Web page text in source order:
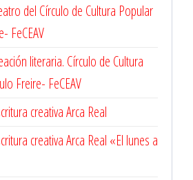
del Círculo de Cultura Popular
FeCEAV
literaria. Círculo de Cultura
Freire- FeCEAV
creativa Arca Real
creativa Arca Real «El lunes a